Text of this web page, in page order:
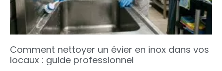
Comment nettoyer un évier en inox dans vos
locaux : guide professionnel